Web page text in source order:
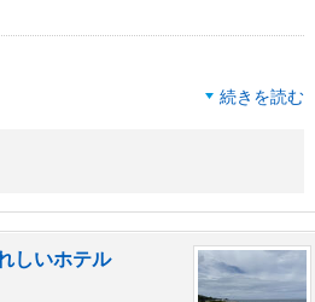
んか全く使えませんでした（笑）
続きを読む
しいホテル